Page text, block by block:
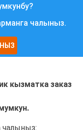
чалыныз.
кызматка заказ
чалыныз: